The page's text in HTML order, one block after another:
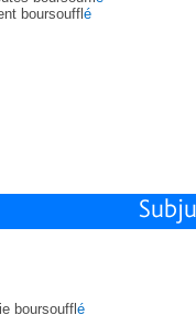
boursouffl é
boursouffl é